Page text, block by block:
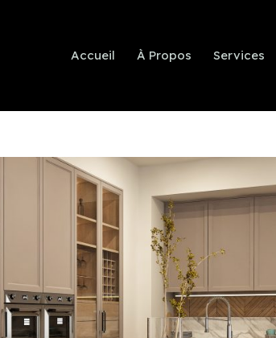
Accueil À Propos Services